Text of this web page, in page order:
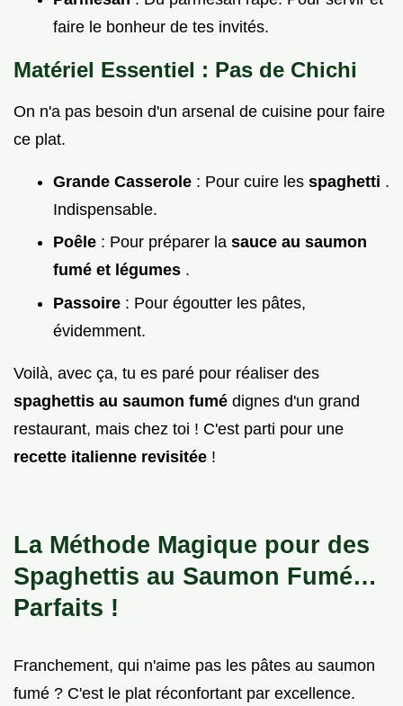
faire le bonheur de tes invités.
Matériel Essentiel : Pas de Chichi
On n'a pas besoin d'un arsenal de cuisine pour faire
ce plat.
Grande Casserole : Pour cuire les spaghetti .
Indispensable.
Poêle : Pour préparer la sauce au saumon
fumé et légumes .
Passoire : Pour égoutter les pâtes,
évidemment.
Voilà, avec ça, tu es paré pour réaliser des
spaghettis au saumon fumé dignes d'un grand
restaurant, mais chez toi ! C'est parti pour une
recette italienne revisitée !
La Méthode Magique pour des
Spaghettis au Saumon Fumé…
Parfaits !
Franchement, qui n'aime pas les pâtes au saumon
fumé ? C'est le plat réconfortant par excellence.